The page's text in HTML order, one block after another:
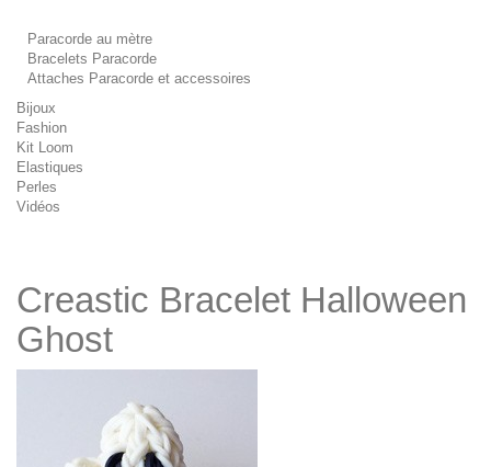
Paracorde au mètre
Bracelets Paracorde
Attaches Paracorde et accessoires
Bijoux
Fashion
Kit Loom
Elastiques
Perles
Vidéos
Creastic Bracelet Halloween
Ghost